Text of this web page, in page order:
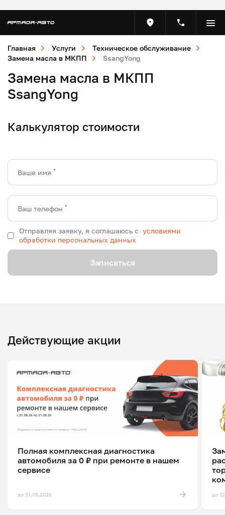
Главная Услуги
Техническое обслуживание
Замена масла в МКПП
SsangYong
Замена масла в МКПП
SsangYong
Калькулятор стоимости
Ваше имя *
Ваш телефон *
Записаться
Отправляя заявку, я соглашаюсь с условиями
обработки персональных данных
Действующие акции
Полная комплексная диагностика
автомобиля за 0 ₽ при ремонте в нашем
сервисе
до 31.08.2026 до